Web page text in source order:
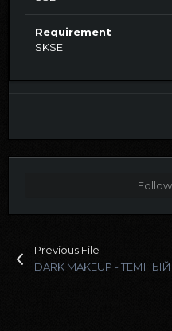
Requirement
SKSE
Previous File
DARK MAKEUP -